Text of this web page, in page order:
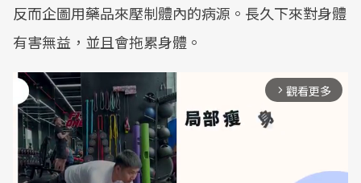
反而企圖用藥品來壓制體內的病源。長久下來對身體
有害無益，並且會拖累身體。
arrow_forward_ios 觀看更多